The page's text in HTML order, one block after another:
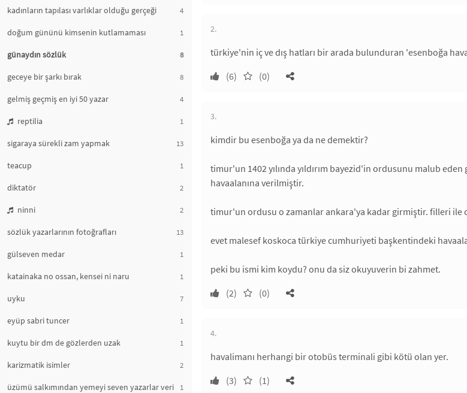
kadınların tapılası varlıklar olduğu gerçeği 4
doğum gününü kimsenin kutlamaması 1
günaydın sözlük 8
geceye bir şarkı bırak 8
gelmiş geçmiş en iyi 50 yazar 4
reptilia 1
sigaraya sürekli zam yapmak 13
teacup 1
diktatör 2
ninni 2
sözlük yazarlarının fotoğrafları 13
gülseven medar 1
katainaka no ossan, kensei ni naru 1
uyku 7
eyüp sabri tuncer 1
kuytu bir dm de gözlerden uzak 1
karizmatik isimler 2
üzümü salkımından yemeyi seven yazarlar veri
1
2.
türkiye'nin iç ve dış hatları bir arada bulunduran 'esenboğa
(6)
(0)
3.
kimdir bu esenboğa ya da ne demektir?
timur'un 1402 yılında yıldırım bayezid'in ordusunu malub
havaalanına verilmiştir.
timur'un ordusu o zamanlar ankara'ya kadar girmiştir. filleri ile
evet malesef koskoca türkiye cumhuriyeti başkentindeki
peki bu ismi kim koydu? onu da siz okuyuverin bi zahmet.
(2)
(0)
4.
havalimanı herhangi bir otobüs terminali gibi kötü olan yer.
(3)
(1)